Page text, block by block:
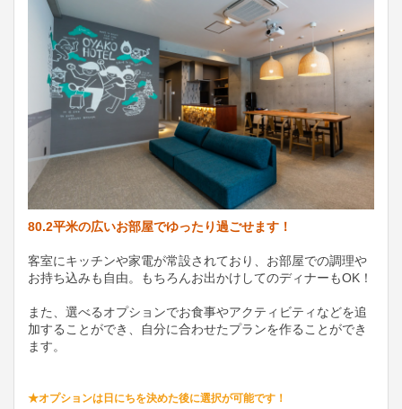
80.2平米の広いお部屋でゆったり過ごせます！
客室にキッチンや家電が常設されており、お部屋での調理や
お持ち込みも自由。もちろんお出かけしてのディナーもOK！
また、選べるオプションでお食事やアクティビティなどを追
加することができ、自分に合わせたプランを作ることができ
ます。
★オプションは日にちを決めた後に選択が可能です！